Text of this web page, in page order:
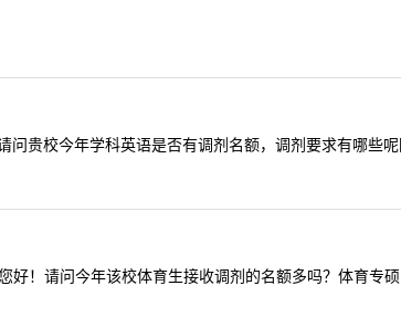
贵校今年学科英语是否有调剂名额，调剂要求有哪些
！请问今年该校体育生接收调剂的名额多吗？体育专